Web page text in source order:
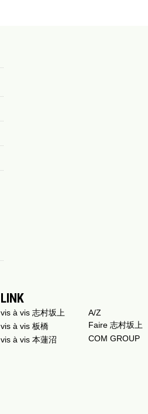
LINK
vis à vis 志村坂上
vis à vis 板橋
vis à vis 本蓮沼
A/Z
Faire 志村坂上
COM GROUP